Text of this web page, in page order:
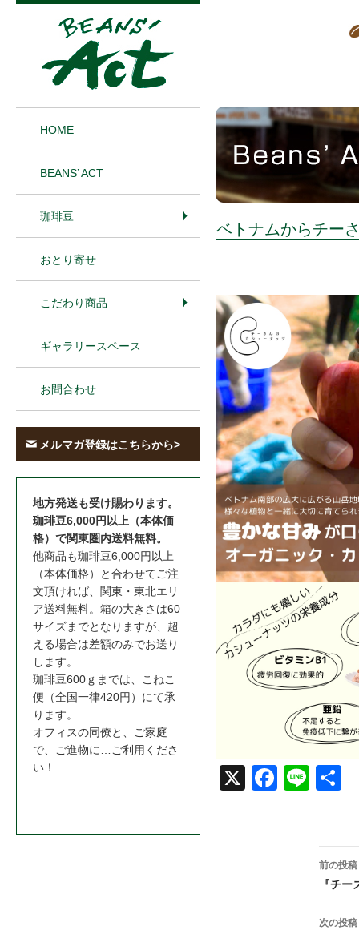
ベトナムからチー
Face
Line
投
稿
ナ
前の投稿
『チ
次の投稿
HOME
BEANS’ ACT
珈琲豆
おとり寄せ
こだわり商品
ギャラリースペース
お問合わせ
メルマガ登録はこちらから>
地方発送も受け賜わります。
珈琲豆6,000円以上（本体価
格）で関東圏内送料無料。
他商品も珈琲豆6,000円以上
（本体価格）と合わせてご注
文頂ければ、関東・東北エリ
ア送料無料。箱の大きさは60
サイズまでとなりますが、超
える場合は差額のみでお送り
します。
珈琲豆600ｇまでは、こねこ
便（全国一律420円）にて承
ります。
オフィスの同僚と、ご家庭
で、ご進物に…ご利用くださ
い！